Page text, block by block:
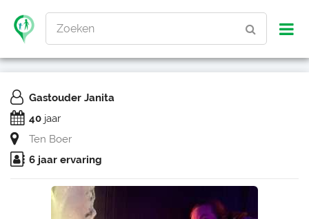
Zoeken
Gastouder Janita
40 jaar
Ten Boer
6 jaar ervaring